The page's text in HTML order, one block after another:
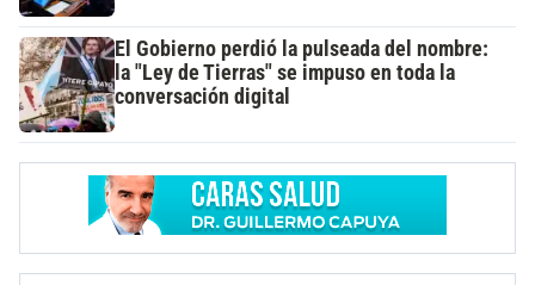
El Gobierno perdió la pulseada del nombre:
la "Ley de Tierras" se impuso en toda la
conversación digital